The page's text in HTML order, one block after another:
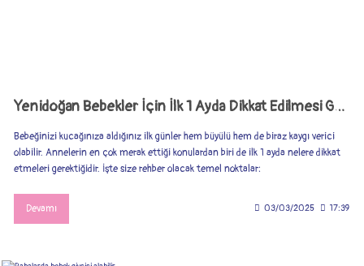
Yenidoğan Bebekler İçin İlk 1 Ayda Dikkat Edilmesi Gerekenler
Bebeğinizi kucağınıza aldığınız ilk günler hem büyülü hem de biraz kaygı verici
olabilir. Annelerin en çok merak ettiği konulardan biri de ilk 1 ayda nelere dikkat
etmeleri gerektiğidir. İşte size rehber olacak temel noktalar:
Devamı 03/03/2025 17:39